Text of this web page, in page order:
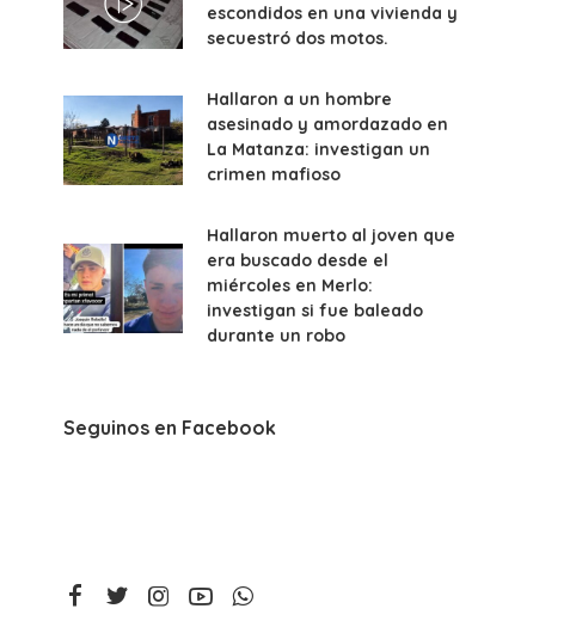
escondidos en una vivienda y
secuestró dos motos.
Hallaron a un hombre
asesinado y amordazado en
La Matanza: investigan un
crimen mafioso
Hallaron muerto al joven que
era buscado desde el
miércoles en Merlo:
investigan si fue baleado
durante un robo
Seguinos en Facebook